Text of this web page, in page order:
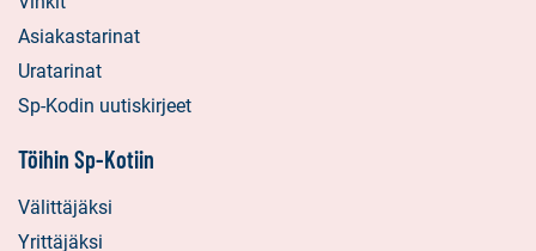
Asiakastarinat
Uratarinat
Sp-Kodin uutiskirjeet
Töihin Sp-Kotiin
Välittäjäksi
Yrittäjäksi